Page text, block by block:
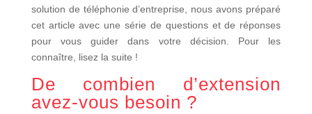
solution de téléphonie d’entreprise, nous avons préparé
cet article avec une série de questions et de réponses
pour vous guider dans votre décision. Pour les
connaître, lisez la suite !
De combien d’extension
avez-vous besoin ?